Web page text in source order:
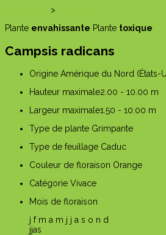
>
Plante envahissante Plante toxique
Campsis radicans
Origine Amérique du Nord (États-
Hauteur maximale2.00 - 10.00 m
Largeur maximale1.50 - 10.00 m
Type de plante Grimpante
Type de feuillage Caduc
Couleur de floraison Orange
Catégorie Vivace
Mois de floraison
j f m a m j j a s o n d
jjas